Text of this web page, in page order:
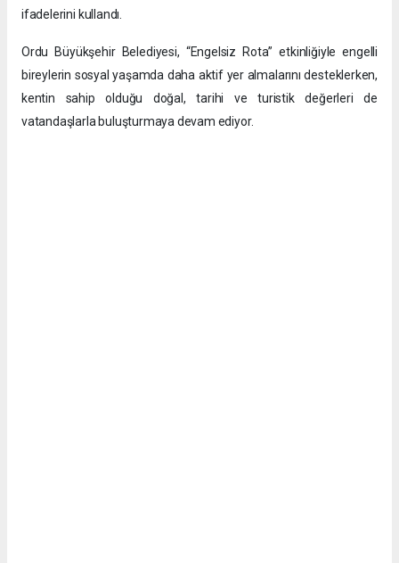
ifadelerini kullandı.
Ordu Büyükşehir Belediyesi, “Engelsiz Rota” etkinliğiyle engelli
bireylerin sosyal yaşamda daha aktif yer almalarını desteklerken,
kentin sahip olduğu doğal, tarihi ve turistik değerleri de
vatandaşlarla buluşturmaya devam ediyor.